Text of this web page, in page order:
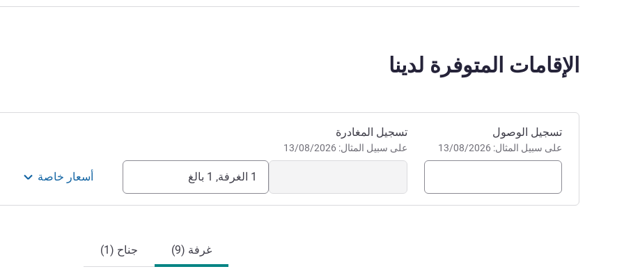
الإقامات المتوفرة لدينا
احجز في هذا الفندق
تسجيل الوصول
على سبيل المثال: 13/08/2026
تسجيل المغادرة
على سبيل المثال: 13/08/2026
1 الغرفة, 1 بالغ أسعار خاصة
غرفة (9) جناح (1)